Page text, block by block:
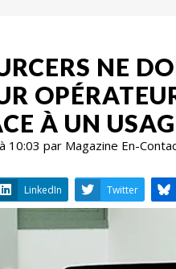
NE
À UN
10:03 par Magazine En-